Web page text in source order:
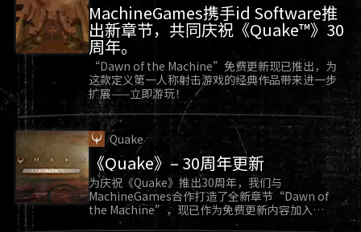
MachineGames携手id Software推
出新章节，共同庆祝《Quake™》30
周年。
“Dawn of the Machine”免费更新现已推出，为
这款定义第一人称射击游戏的经典作品带来进一步
扩展——立即游玩！
Quake
《Quake》– 30周年更新
为庆祝《Quake》推出30周年，我们与
MachineGames合作打造了全新章节“Dawn of
the Machine”，现已作为免费更新内容加入
《Quake》。